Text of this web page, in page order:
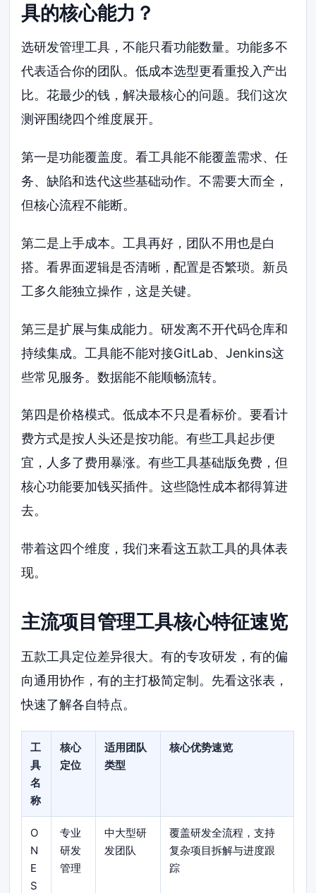
具的核心能力？
选研发管理工具，不能只看功能数量。功能多不
代表适合你的团队。低成本选型更看重投入产出
比。花最少的钱，解决最核心的问题。我们这次
测评围绕四个维度展开。
第一是功能覆盖度。看工具能不能覆盖需求、任
务、缺陷和迭代这些基础动作。不需要大而全，
但核心流程不能断。
第二是上手成本。工具再好，团队不用也是白
搭。看界面逻辑是否清晰，配置是否繁琐。新员
工多久能独立操作，这是关键。
第三是扩展与集成能力。研发离不开代码仓库和
持续集成。工具能不能对接GitLab、Jenkins这
些常见服务。数据能不能顺畅流转。
第四是价格模式。低成本不只是看标价。要看计
费方式是按人头还是按功能。有些工具起步便
宜，人多了费用暴涨。有些工具基础版免费，但
核心功能要加钱买插件。这些隐性成本都得算进
去。
带着这四个维度，我们来看这五款工具的具体表
现。
主流项目管理工具核心特征速览
五款工具定位差异很大。有的专攻研发，有的偏
向通用协作，有的主打极简定制。先看这张表，
快速了解各自特点。
工
具
名
称
核心
定位
适用团队
类型
核心优势速览
O
N
E
S
专业
研发
管理
中大型研
发团队
覆盖研发全流程，支持
复杂项目拆解与进度跟
踪